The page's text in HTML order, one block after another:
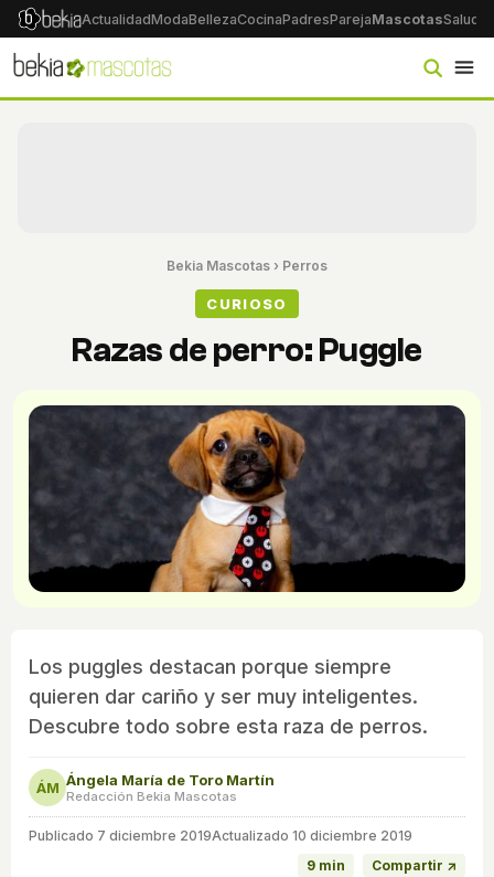
ActualidadModaBellezaCocinaPadresParejaMascotasSalud
Bekia Mascotas › Perros
CURIOSO
Razas de perro: Puggle
Los puggles destacan porque siempre
quieren dar cariño y ser muy inteligentes.
Descubre todo sobre esta raza de perros.
ÁM Ángela María de Toro Martín
Redacción Bekia Mascotas
Publicado 7 diciembre 2019Actualizado 10 diciembre 2019
9 min
Compartir ↗